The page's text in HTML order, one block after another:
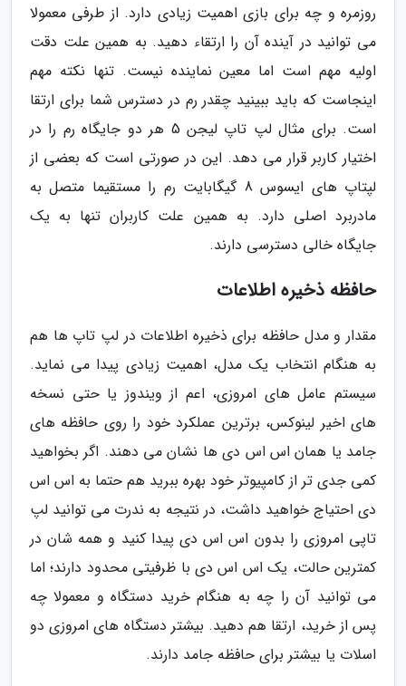
روزمره و چه برای بازی اهمیت زیادی دارد. از طرفی معمولا
می توانید در آینده آن را ارتقاء دهید. به همین علت دقت
اولیه مهم است اما معین نماینده نیست. تنها نکته مهم
اینجاست که باید ببینید چقدر رم در دسترس شما برای ارتقا
است. برای مثال لپ تاپ لیجن 5 هر دو جایگاه رم را در
اختیار کاربر قرار می دهد. این در صورتی است که بعضی از
لپتاپ های ایسوس 8 گیگابایت رم را مستقیما متصل به
مادربرد اصلی دارد. به همین علت کاربران تنها به یک
جایگاه خالی دسترسی دارند.
حافظه ذخیره اطلاعات
مقدار و مدل حافظه برای ذخیره اطلاعات در لپ تاپ ها هم
به هنگام انتخاب یک مدل، اهمیت زیادی پیدا می نماید.
سیستم عامل های امروزی، اعم از ویندوز یا حتی نسخه
های اخیر لینوکس، برترین عملکرد خود را روی حافظه های
جامد یا همان اس اس دی ها نشان می دهند. اگر بخواهید
کمی جدی تر از کامپیوتر خود بهره ببرید هم حتما به اس اس
دی احتیاج خواهید داشت، در نتیجه به ندرت می توانید لپ
تاپی امروزی را بدون اس اس دی پیدا کنید و همه شان در
کمترین حالت، یک اس اس دی با ظرفیتی محدود دارند؛ اما
می توانید آن را چه به هنگام خرید دستگاه و معمولا چه
پس از خرید، ارتقا هم دهید. بیشتر دستگاه های امروزی دو
اسلات یا بیشتر برای حافظه جامد دارند.